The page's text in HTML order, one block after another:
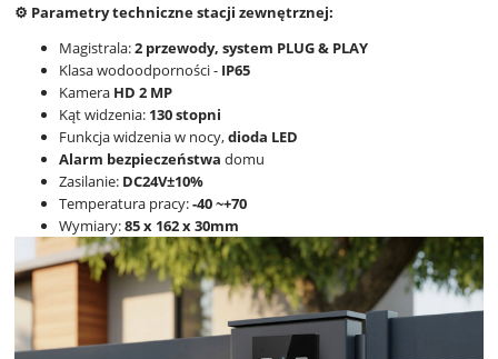
⚙️ Parametry techniczne stacji zewnętrznej:
Magistrala:2 przewody, system PLUG & PLAY
Klasa wodoodporności - IP65
Kamera HD 2 MP
Kąt widzenia: 130 stopni
Funkcja widzenia w nocy,dioda LED
Alarm bezpieczeństwa domu
Zasilanie: DC24V±10%
Temperatura pracy:-40 ~+70
Wymiary:85 x 162 x 30mm